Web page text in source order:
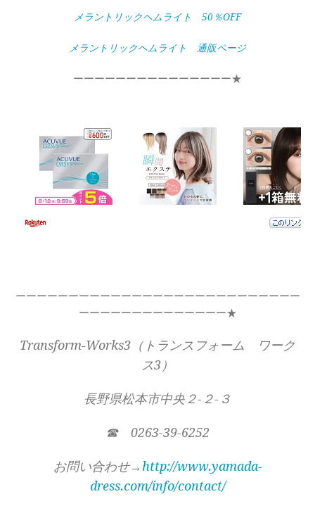
メラントリックヘムライト 50％OFF
メラントリックヘムライト 通販ページ
ーーーーーーーーーーーーーーー★
ーーーーーーーーーーーーーーーーーーーーーーーーーーー
ーーーーーーーーーーーーーー★
Transform-Works3（トランスフォーム ワーク
ス3）
長野県松本市中央２-２-３
☎ 0263-39-6252
お問い合わせ→http://www.yamada-
dress.com/info/contact/